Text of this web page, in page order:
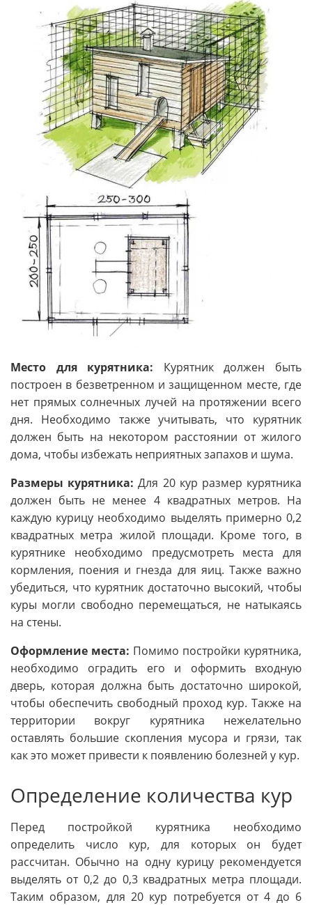
Место для курятника: Курятник должен быть
построен в безветренном и защищенном месте, где
нет прямых солнечных лучей на протяжении всего
дня. Необходимо также учитывать, что курятник
должен быть на некотором расстоянии от жилого
дома, чтобы избежать неприятных запахов и шума.
Размеры курятника: Для 20 кур размер курятника
должен быть не менее 4 квадратных метров. На
каждую курицу необходимо выделять примерно 0,2
квадратных метра жилой площади. Кроме того, в
курятнике необходимо предусмотреть места для
кормления, поения и гнезда для яиц. Также важно
убедиться, что курятник достаточно высокий, чтобы
куры могли свободно перемещаться, не натыкаясь
на стены.
Оформление места: Помимо постройки курятника,
необходимо оградить его и оформить входную
дверь, которая должна быть достаточно широкой,
чтобы обеспечить свободный проход кур. Также на
территории вокруг курятника нежелательно
оставлять большие скопления мусора и грязи, так
как это может привести к появлению болезней у кур.
Определение количества кур
Перед постройкой курятника необходимо
определить число кур, для которых он будет
рассчитан. Обычно на одну курицу рекомендуется
выделять от 0,2 до 0,3 квадратных метра площади.
Таким образом, для 20 кур потребуется от 4 до 6